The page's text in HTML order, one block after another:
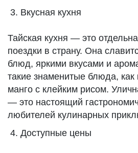
Вкусная кухня
Тайская кухня — это
поездки в страну. Она
блюд, яркими вкусами и
такие знаменитые блюда,
манго с клейким рисом.
— это настоящий
любителей кулинарных
Доступные цены